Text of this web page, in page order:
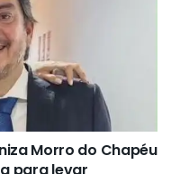
Morro do Chapéu